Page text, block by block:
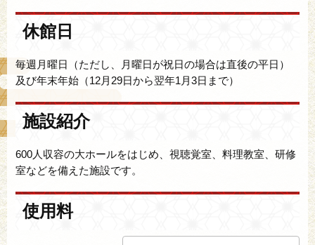
休館日
毎週月曜日（ただし、月曜日が祝日の場合は直後の平日）
及び年末年始（12月29日から翌年1月3日まで）
施設紹介
600人収容の大ホールをはじめ、視聴覚室、料理教室、研修
室などを備えた施設です。
使用料